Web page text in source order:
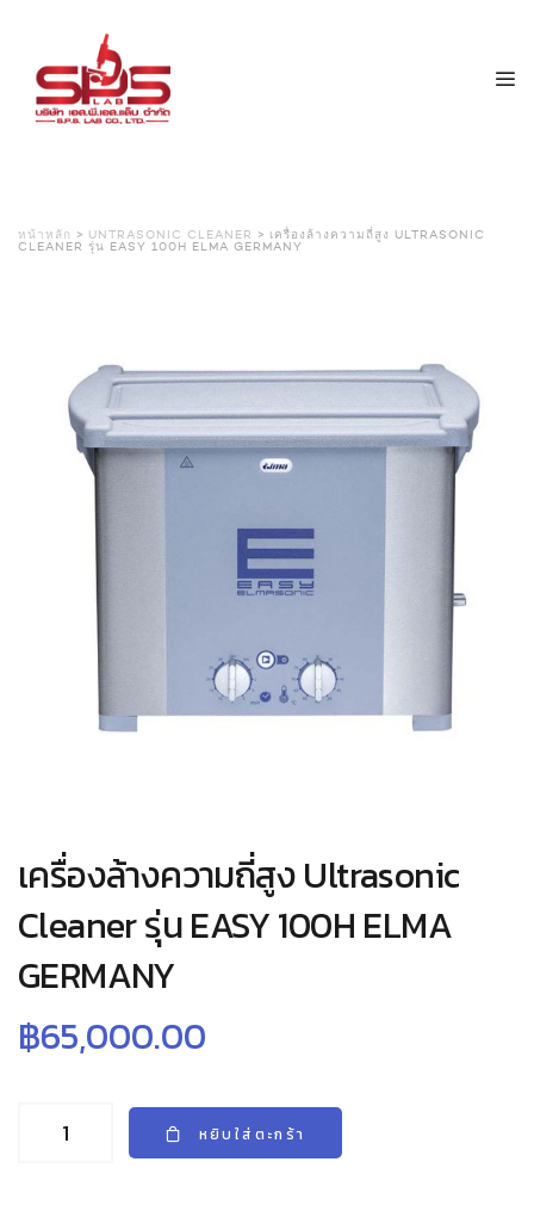
หน้าหลัก > UNTRASONIC CLEANER
> เครื่องล้างความถี่สูง ULTRASONIC
CLEANER รุ่น EASY 100H ELMA GERMANY
เครื่องล้างความถี่สูง Ultrasonic
Cleaner รุ่น EASY 100H ELMA
GERMANY
฿65,000.00
หยิบใส่ตะกร้า